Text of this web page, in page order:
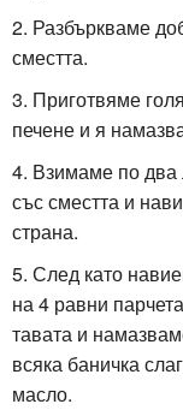
2. Разбъркваме
сместта.
3. Приготвяме
печене и я
4. Взимаме по два
със сместта и
страна.
5. След като
на 4 равни
тавата и
всяка баничка
масло.